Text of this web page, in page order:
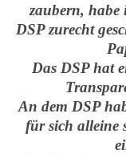
zaubern, habe
DSP zurecht
Das DSP hat
An dem DSP
für sich alleine